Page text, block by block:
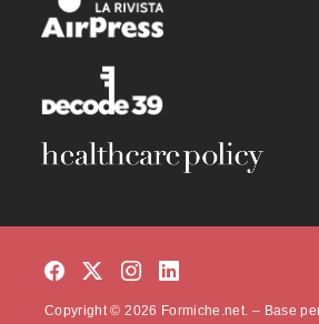
Copyright © 2026 Formiche.net. – Base